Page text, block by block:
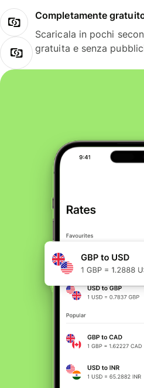
Completamente
Scaricala in pochi
gratuita e senza